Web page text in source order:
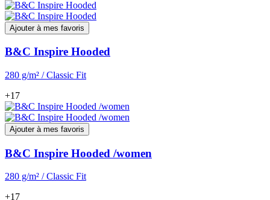
Ajouter à mes favoris
B&C Inspire Hooded
280 g/m² / Classic Fit
+17
Ajouter à mes favoris
B&C Inspire Hooded /women
280 g/m² / Classic Fit
+17